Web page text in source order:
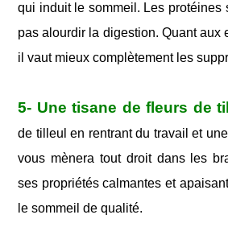
qui induit le sommeil. Les protéines
pas alourdir la digestion. Quant aux
il vaut mieux complètement les
5- Une tisane de fleurs de
de tilleul en rentrant du travail et
vous mènera tout droit dans les
ses propriétés calmantes et
le sommeil de qualité.